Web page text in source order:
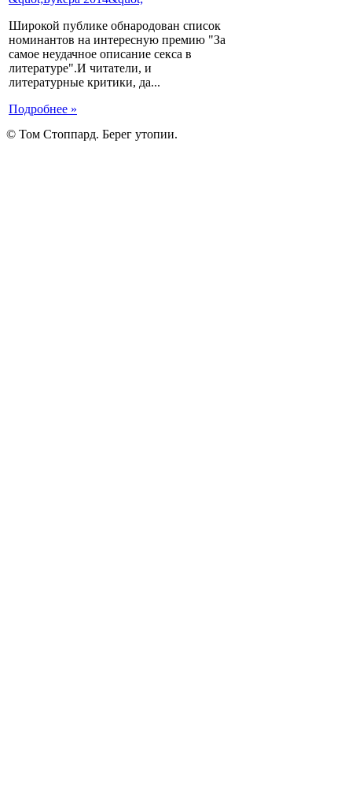
Широкой публике обнародован список
номинантов на интересную премию "За
самое неудачное описание секса в
литературе".И читатели, и
литературные критики, да...
Подробнее »
© Том Стоппард. Берег утопии.